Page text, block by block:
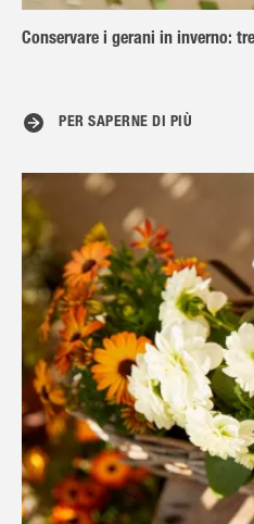
Conservare i gerani in inverno:
PER SAPERNE DI PIÙ